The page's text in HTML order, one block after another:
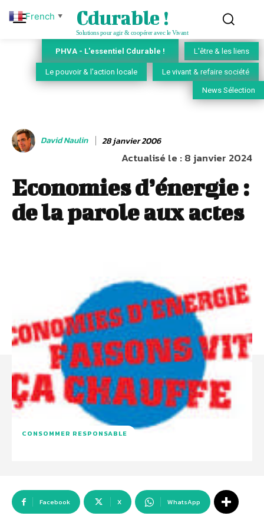
Cdurable !
Solutions pour agir & coopérer avec le Vivant
PHVA - L'essentiel Cdurable ! L'être & les liens
Le pouvoir & l'action locale Le vivant & refaire société
News Sélection
David Naulin 28 janvier 2006
Actualisé le :8 janvier 2024
Economies d’énergie :
de la parole aux actes
CONSOMMER RESPONSABLE
Facebook X WhatsApp
French ▼